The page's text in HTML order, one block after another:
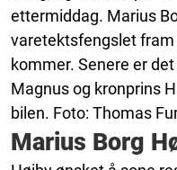
ettermiddag. Marius
varetektsfengslet
kommer. Senere er
Magnus og kronprins
bilen. Foto: Thomas
Marius Borg